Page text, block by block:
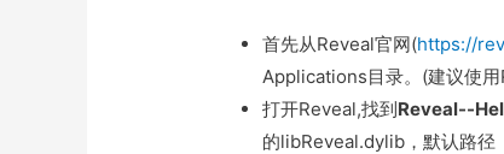
首先从Reveal官网(https://
Applications目录。(建议使
打开Reveal,找到Reveal--
的libReveal.dylib，默认路径